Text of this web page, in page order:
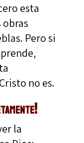
esta
obras
Pero si
no es.
la